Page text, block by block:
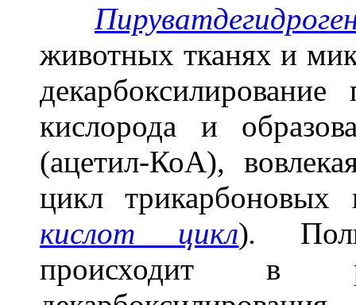
животных тканях и
кислорода и
(ацетил-КоА),
цикл
кислот цикл).
происходит в